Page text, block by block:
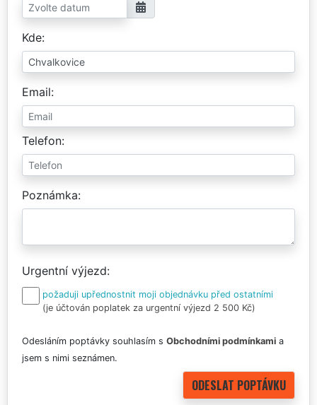
Kde
Email
Telefon
Poznámka
Urgentní výjezd
požaduji upřednostnit moji objednávku před ostatními
(je účtován poplatek za urgentní výjezd 2 500 Kč)
Odesláním poptávky souhlasím s Obchodními podmínkami a
jsem s nimi seznámen.